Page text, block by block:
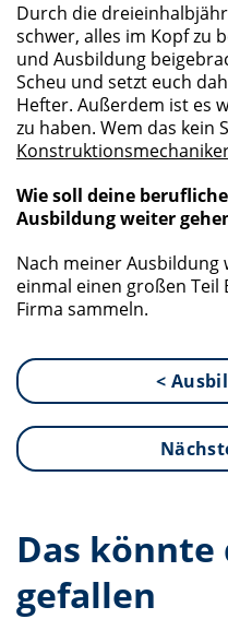
Durch die
schwer, alles im Kopf zu
und Ausbildung
Scheu und setzt euch
Hefter. Außerdem ist es
zu haben. Wem das kein
Wie soll deine
Ausbildung weiter
Nach meiner Ausbildung
einmal einen großen
Firma sammeln.
<
Das könnte
gefallen